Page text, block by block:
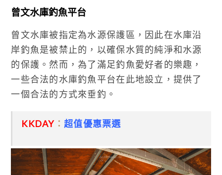
曾文水庫釣魚平台
曾文水庫被指定為水源保護區，因此在水庫沿
岸釣魚是被禁止的，以確保水質的純淨和水源
的保護。然而，為了滿足釣魚愛好者的樂趣，
一些合法的水庫釣魚平台在此地設立，提供了
一個合法的方式來垂釣。
KKDAY： 超值優惠票選